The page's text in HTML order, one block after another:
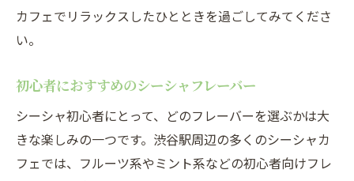
カフェでリラックスしたひとときを過ごしてみてくださ
い。
初心者におすすめのシーシャフレーバー
シーシャ初心者にとって、どのフレーバーを選ぶかは大
きな楽しみの一つです。渋谷駅周辺の多くのシーシャカ
フェでは、フルーツ系やミント系などの初心者向けフレ